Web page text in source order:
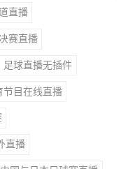
直播
赛直播
足球直播无插件
节目在线直播
直播